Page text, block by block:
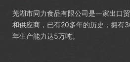
芜湖市同力食品有限公司是一家出口
和供应商，已有20多年的历史，拥有
年生产能力达5万吨。